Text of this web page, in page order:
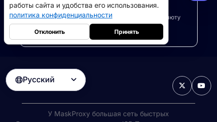
Безопасные платежи через Stripe и криптовалюту
(поддерживается USDT/BTC/ETH)
Русский 
У MaskProxy большая сеть быстрых
работы сайта и удобства его использования.
политика конфиденциальности
Отклонить Принять
Резидентные прокси
Прокси-серверы для дата-центров
10GB-$5
->